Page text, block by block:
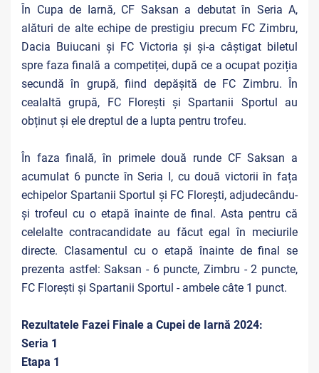
În Cupa de Iarnă, CF Saksan a debutat în Seria A,
alături de alte echipe de prestigiu precum FC Zimbru,
Dacia Buiucani și FC Victoria și și-a câștigat biletul
spre faza finală a competiței, după ce a ocupat poziția
secundă în grupă, fiind depășită de FC Zimbru. În
cealaltă grupă, FC Florești și Spartanii Sportul au
obținut și ele dreptul de a lupta pentru trofeu.
În faza finală, în primele două runde CF Saksan a
acumulat 6 puncte în Seria I, cu două victorii în fața
echipelor Spartanii Sportul și FC Florești, adjudecându-
și trofeul cu o etapă înainte de final. Asta pentru că
celelalte contracandidate au făcut egal în meciurile
directe. Clasamentul cu o etapă înainte de final se
prezenta astfel: Saksan - 6 puncte, Zimbru - 2 puncte,
FC Florești și Spartanii Sportul - ambele câte 1 punct.
Rezultatele Fazei Finale a Cupei de Iarnă 2024:
Seria 1
Etapa 1